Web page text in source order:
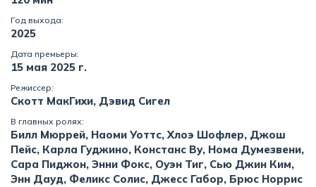
Год выхода:
2025
Дата премьеры:
15 мая 2025 г.
Режиссер:
Скотт МакГихи, Дэвид Сигел
В главных ролях:
Билл Мюррей, Наоми Уоттс, Хлоэ Шофлер, Джош
Пейс, Карла Гуджино, Констанс Ву, Нома Думезвени,
Сара Пиджон, Энни Фокс, Оуэн Тиг, Сью Джин Ким,
Энн Дауд, Феликс Солис, Джесс Габор, Брюс Норрис